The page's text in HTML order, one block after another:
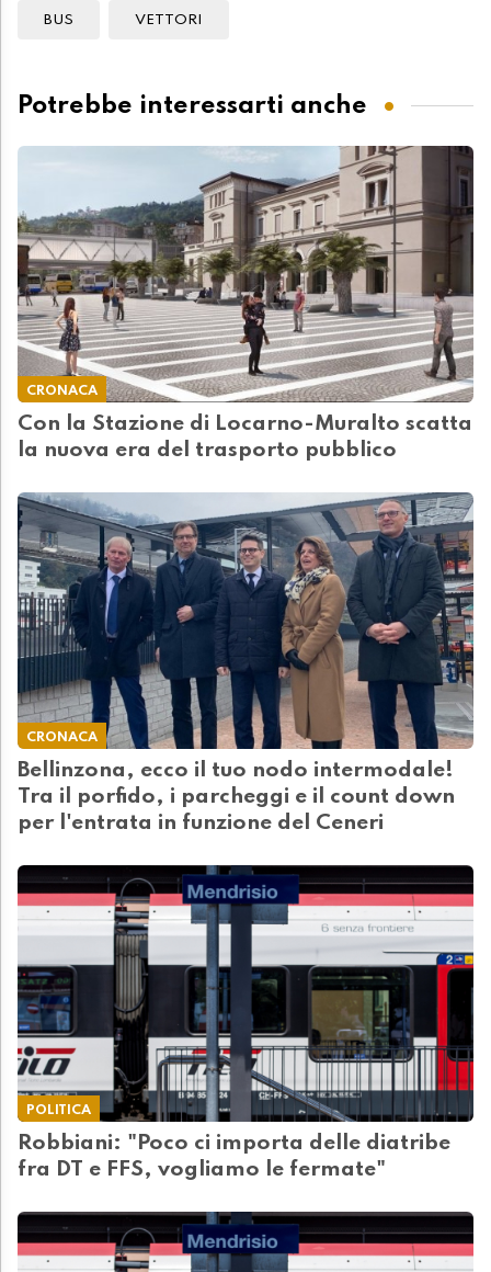
BUS VETTORI
Potrebbe interessarti anche
CRONACA
Con la Stazione di Locarno-Muralto scatta
la nuova era del trasporto pubblico
CRONACA
Bellinzona, ecco il tuo nodo intermodale!
Tra il porfido, i parcheggi e il count down
per l'entrata in funzione del Ceneri
POLITICA
Robbiani: "Poco ci importa delle diatribe
fra DT e FFS, vogliamo le fermate"